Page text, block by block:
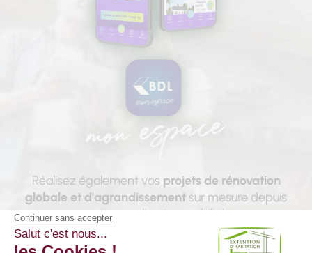
Réalisez également vos projets de rénovation
globale et d'agrandissement sur mesure depuis
notre application mobile !